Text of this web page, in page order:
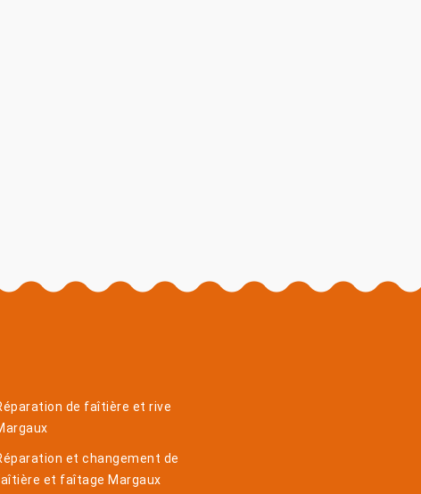
de faîtière et rive
et changement de
et faîtage Margaux